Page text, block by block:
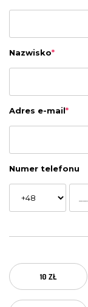
Nazwisko*
Adres e-mail*
Numer telefonu
10 ZŁ